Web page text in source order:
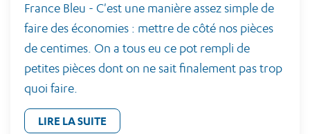
France Bleu - C'est une manière assez simple de
faire des économies : mettre de côté nos pièces
de centimes. On a tous eu ce pot rempli de
petites pièces dont on ne sait finalement pas trop
quoi faire.
LIRE LA SUITE